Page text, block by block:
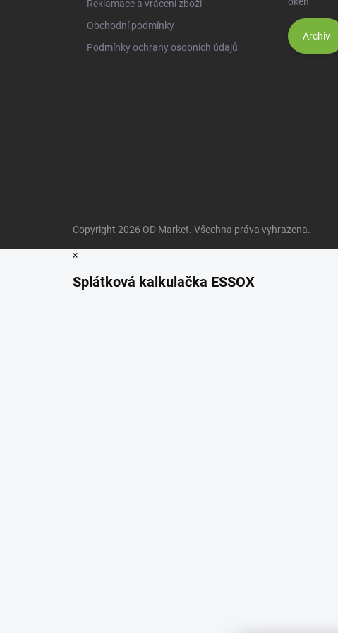
Reklamace a vrácení zboží
Obchodní podmínky
Podmínky ochrany osobních údajů
Archiv
Copyright 2026 OD Market. Všechna práva vyhrazena.
×
Splátková kalkulačka ESSOX